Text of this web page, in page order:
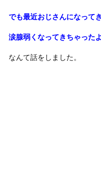
でも最近おじさんになって
涙腺弱くなってきちゃった
なんて話をしました。